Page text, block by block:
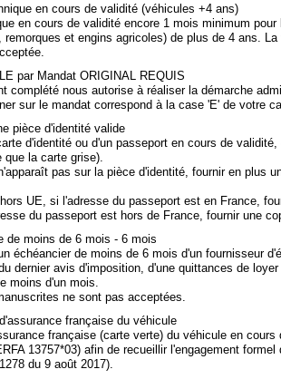
en cours de validité (véhicules +4 ans)
en cours de validité encore 1 mois minimum
et engins agricoles) de plus de 4 ans.
par Mandat ORIGINAL REQUIS
complété nous autorise à réaliser la démarche
sur le mandat correspond à la case 'E' de votre
pièce d'identité valide
d'identité ou d'un passeport en cours de
la carte grise).
pas sur la pièce d'identité, fournir en plus
UE, si l'adresse du passeport est en France,
du passeport est hors de France, fournir une
de moins de 6 mois - 6 mois
échéancier de moins de 6 mois d'un fournisseur
dernier avis d'imposition, d'une quittances de
moins d'un mois.
ne sont pas acceptées.
française du véhicule
française (carte verte) du véhicule en
13757*03) afin de recueillir l'engagement formel
du 9 août 2017).